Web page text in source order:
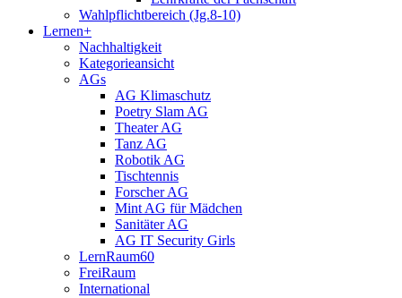
Wahlpflichtbereich (Jg.8-10)
Lernen+
Nachhaltigkeit
Kategorieansicht
AGs
AG Klimaschutz
Poetry Slam AG
Theater AG
Tanz AG
Robotik AG
Tischtennis
Forscher AG
Mint AG für Mädchen
Sanitäter AG
AG IT Security Girls
LernRaum60
FreiRaum
International